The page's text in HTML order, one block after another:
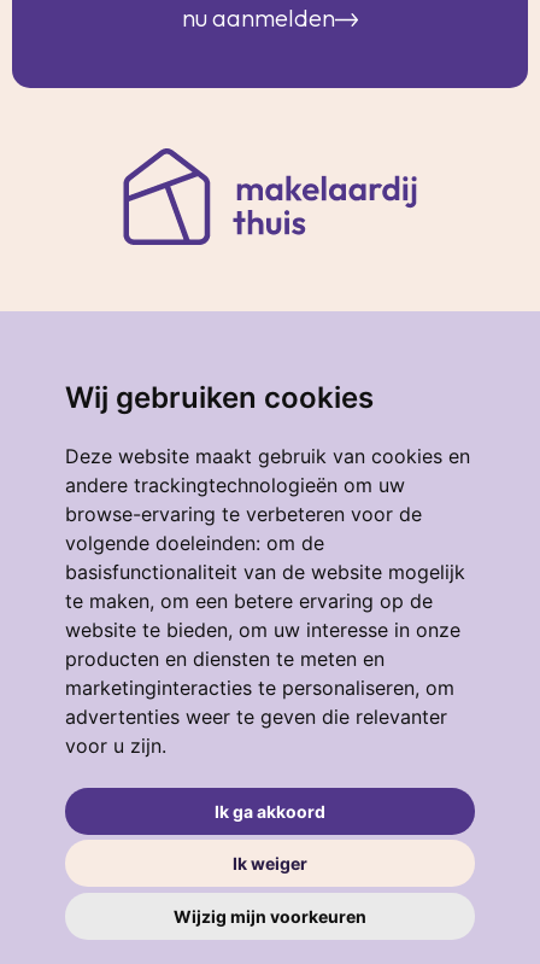
Wij gebruiken cookies
Deze website maakt gebruik van cookies en
andere trackingtechnologieën om uw
browse-ervaring te verbeteren voor de
volgende doeleinden: om de
basisfunctionaliteit van de website mogelijk
te maken, om een betere ervaring op de
website te bieden, om uw interesse in onze
producten en diensten te meten en
marketinginteracties te personaliseren, om
advertenties weer te geven die relevanter
voor u zijn.
Ik ga akkoord
Ik weiger
Wijzig mijn voorkeuren
nu aanmelden
Korte Hoogstraat 33a
Ma t/m vrij09:00 - 17:00
ZaterdagOp afspraak
info@makelaardij-thuis.nl
© 2026 Makelaardij Thuis
Privacy verklaring•Algemene voorwaarden